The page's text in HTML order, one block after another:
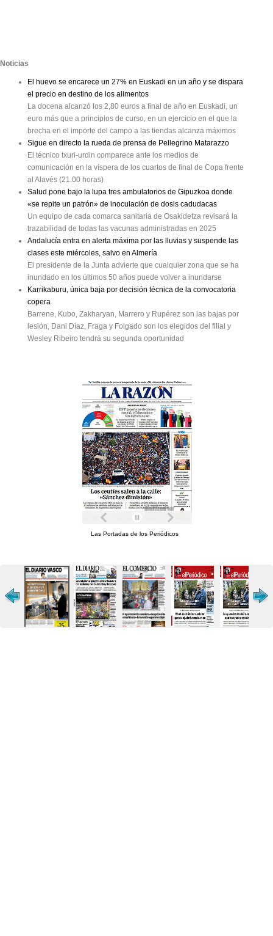
Noticias
El huevo se encarece un 27% en Euskadi en un año y se dispara
el precio en destino de los alimentos
La docena alcanzó los 2,80 euros a final de año en Euskadi, un
euro más que a principios de curso, en un ejercicio en el que la
brecha en el importe del campo a las tiendas alcanza máximos
Sigue en directo la rueda de prensa de Pellegrino Matarazzo
El técnico txuri-urdin comparece ante los medios de
comunicación en la víspera de los cuartos de final de Copa frente
al Alavés (21.00 horas)
Salud pone bajo la lupa tres ambulatorios de Gipuzkoa donde
«se repite un patrón» de inoculación de dosis cadudacas
Un equipo de cada comarca sanitaria de Osakidetza revisará la
trazabilidad de todas las vacunas administradas en 2025
Andalucía entra en alerta máxima por las lluvias y suspende las
clases este miércoles, salvo en Almería
El presidente de la Junta advierte que cualquier zona que se ha
inundado en los últimos 50 años puede volver a inundarse
Karrikaburu, única baja por decisión técnica de la convocatoria
copera
Barrene, Kubo, Zakharyan, Marrero y Rupérez son las bajas por
lesión, Dani Díaz, Fraga y Folgado son los elegidos del filial y
Wesley Ribeiro tendrá su segunda oportunidad
Las Portadas de los Periódicos